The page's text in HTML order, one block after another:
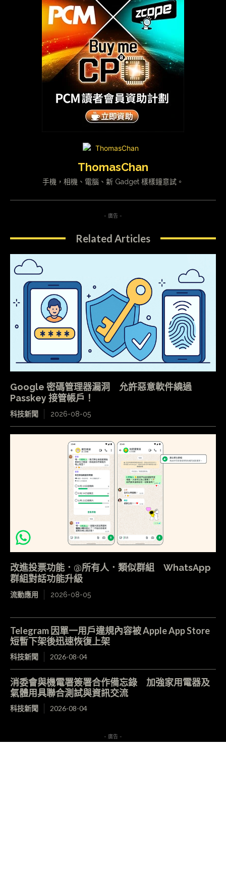
ThomasChan
手機，相機、電腦、新 Gadget 樣樣鐘意試。
- 廣告 -
Related Articles
Google 密碼管理器漏洞 允許惡意軟件繞過
Passkey 接管帳戶！
科技新聞 2026-08-05
改進投票功能．@所有人．類似群組 WhatsApp
群組對話功能升級
流動應用 2026-08-05
Telegram 因單一用戶違規內容被 Apple App Store
短暫下架後迅速恢復上架
科技新聞 2026-08-04
消委會與機電署簽署合作備忘錄 加強家用電器及
氣體用具聯合測試與資訊交流
科技新聞 2026-08-04
- 廣告 -